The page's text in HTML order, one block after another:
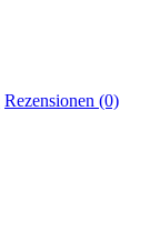
Rezensionen (0)